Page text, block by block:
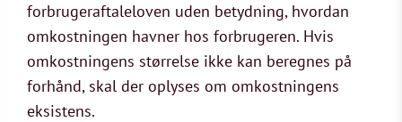
forbrugeraftaleloven uden betydning, hvordan
omkostningen havner hos forbrugeren. Hvis
omkostningens størrelse ikke kan beregnes på
forhånd, skal der oplyses om omkostningens
eksistens.